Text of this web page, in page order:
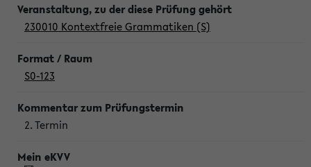
230010 Kontextfreie Grammatiken (S)
S0-123
2. Termin